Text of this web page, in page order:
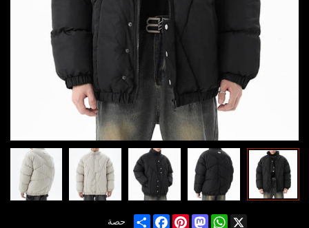
حصة Share
FacebookPinterest
Mastodon
WhatsApp X